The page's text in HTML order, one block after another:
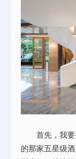
首先，我要
的那家五星级